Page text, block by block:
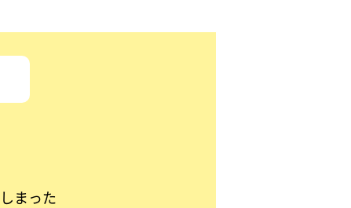
まった